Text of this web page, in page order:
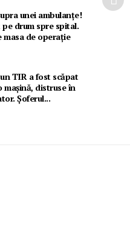
unei ambulanțe!
drum spre spital.
masa de operație
TIR a fost scăpat
mașină, distruse în
Șoferul...